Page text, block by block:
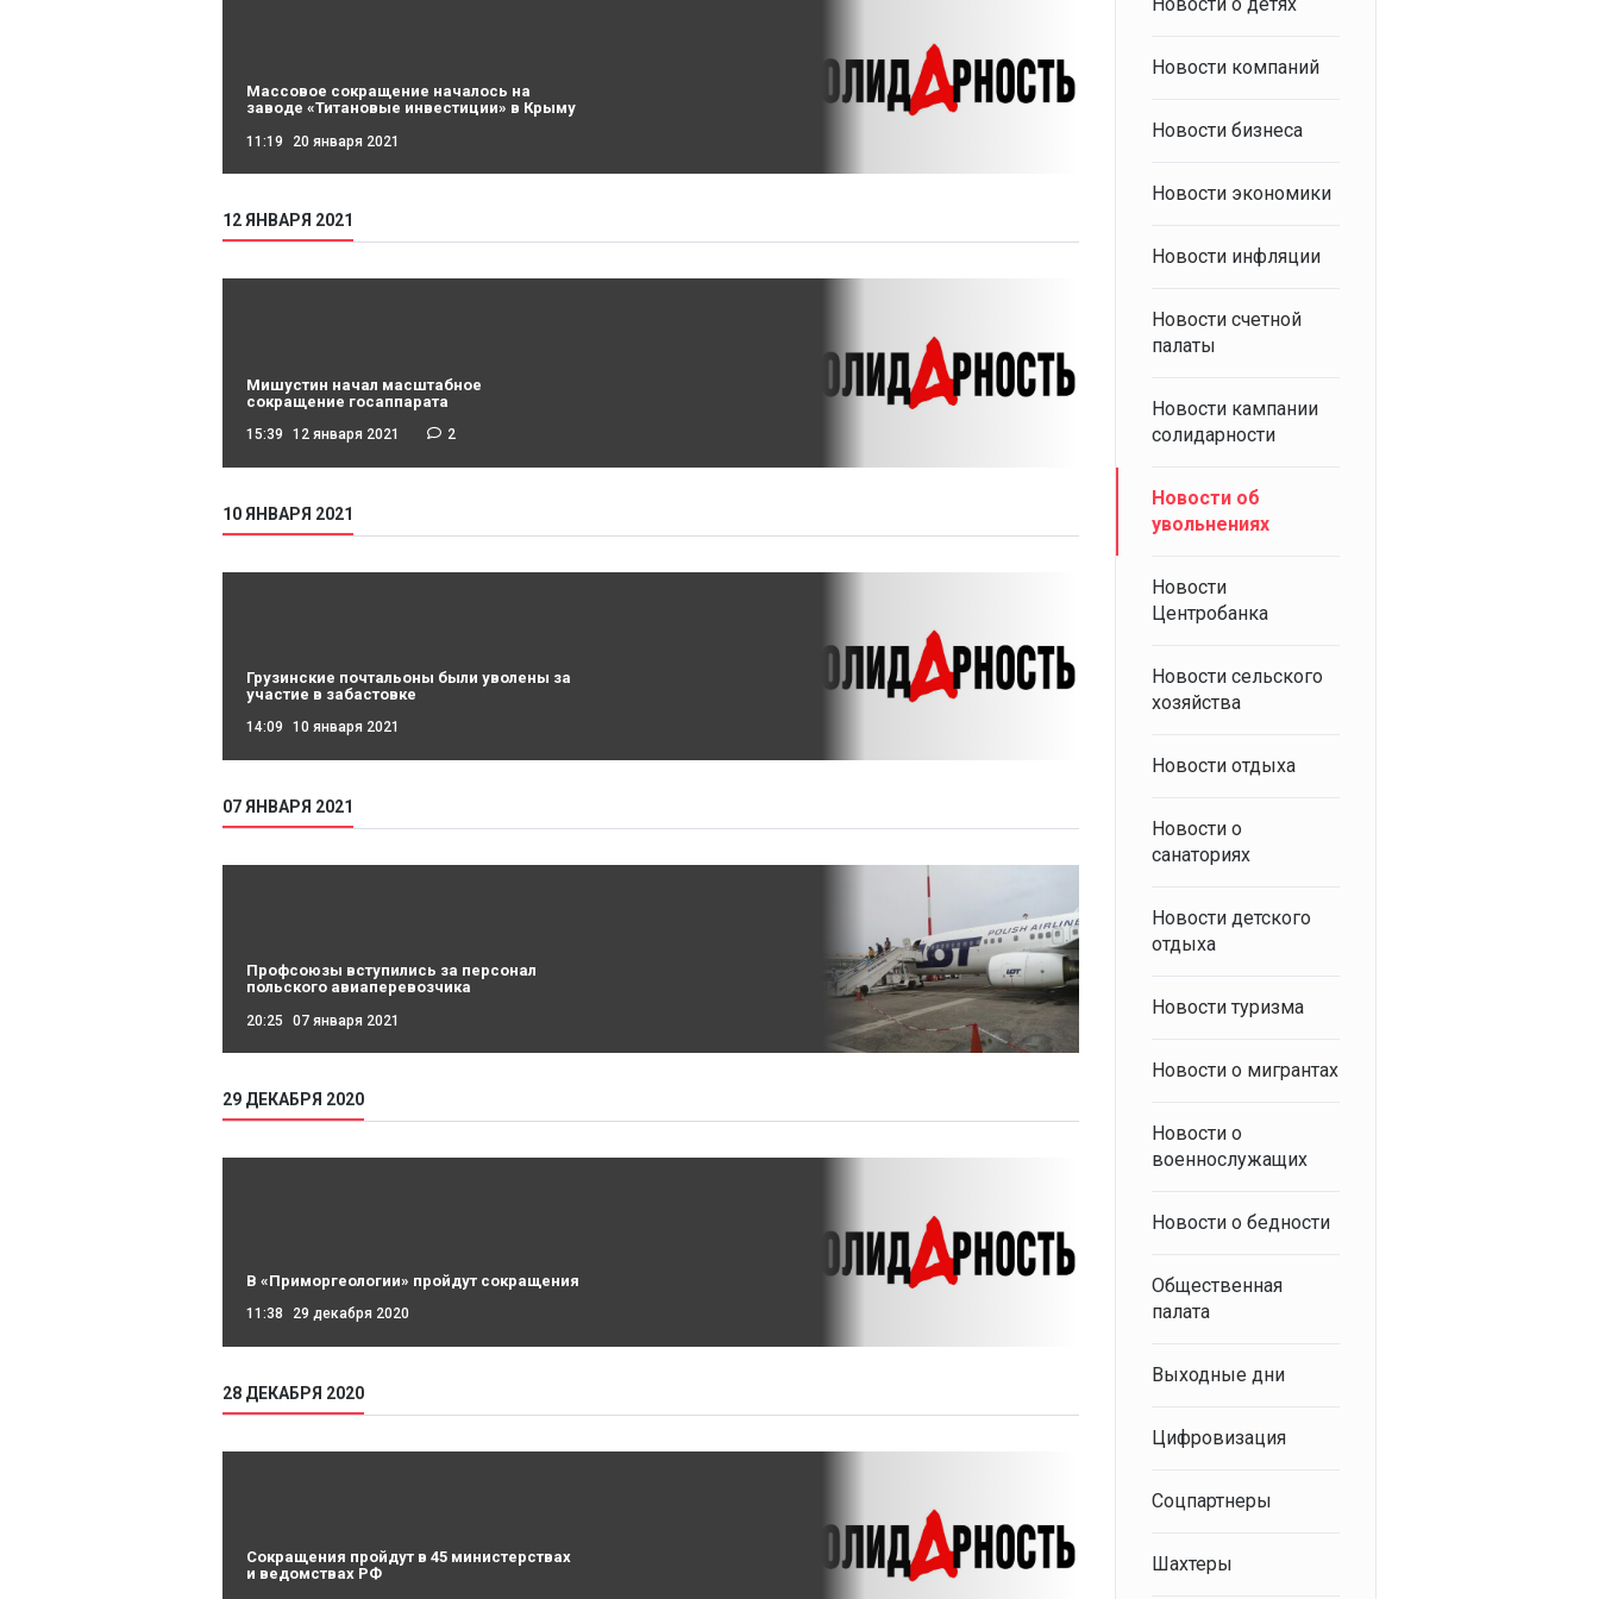
Массовое сокращение началось на
заводе «Титановые инвестиции» в Крыму
11:19 20 января 2021
12 ЯНВАРЯ 2021
Мишустин начал масштабное
сокращение госаппарата
15:39 12 января 2021 2
10 ЯНВАРЯ 2021
Грузинские почтальоны были уволены за
участие в забастовке
14:09 10 января 2021
07 ЯНВАРЯ 2021
Профсоюзы вступились за персонал
польского авиаперевозчика
20:25 07 января 2021
29 ДЕКАБРЯ 2020
В «Приморгеологии» пройдут сокращения
11:38 29 декабря 2020
28 ДЕКАБРЯ 2020
Сокращения пройдут в 45 министерствах
и ведомствах РФ
Новости о детях
Новости компаний
Новости бизнеса
Новости экономики
Новости инфляции
Новости счетной
палаты
Новости кампании
солидарности
Новости об
увольнениях
Новости
Центробанка
Новости сельского
хозяйства
Новости отдыха
Новости о
санаториях
Новости детского
отдыха
Новости туризма
Новости о мигрантах
Новости о
военнослужащих
Новости о бедности
Общественная
палата
Выходные дни
Цифровизация
Соцпартнеры
Шахтеры